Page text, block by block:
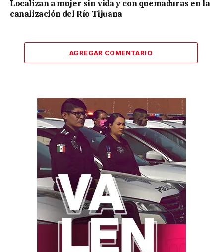
Localizan a mujer sin vida y con quemaduras en la
canalización del Río Tijuana
AGREGAR COMENTARIO